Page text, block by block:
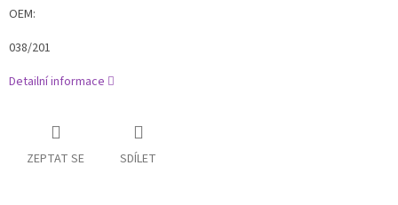
OEM:
038/201
Detailní informace
ZEPTAT SE SDÍLET